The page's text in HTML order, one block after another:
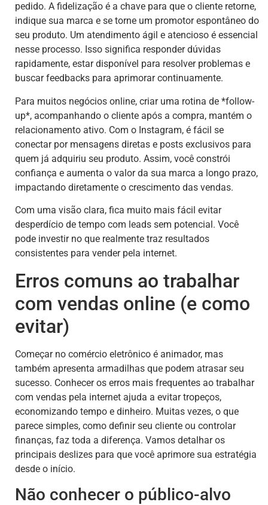
pedido. A fidelização é a chave para que o cliente retorne,
indique sua marca e se torne um promotor espontâneo do
seu produto. Um atendimento ágil e atencioso é essencial
nesse processo. Isso significa responder dúvidas
rapidamente, estar disponível para resolver problemas e
buscar feedbacks para aprimorar continuamente.
Para muitos negócios online, criar uma rotina de *follow-
up*, acompanhando o cliente após a compra, mantém o
relacionamento ativo. Com o Instagram, é fácil se
conectar por mensagens diretas e posts exclusivos para
quem já adquiriu seu produto. Assim, você constrói
confiança e aumenta o valor da sua marca a longo prazo,
impactando diretamente o crescimento das vendas.
Com uma visão clara, fica muito mais fácil evitar
desperdício de tempo com leads sem potencial. Você
pode investir no que realmente traz resultados
consistentes para vender pela internet.
Erros comuns ao trabalhar
com vendas online (e como
evitar)
Começar no comércio eletrônico é animador, mas
também apresenta armadilhas que podem atrasar seu
sucesso. Conhecer os erros mais frequentes ao trabalhar
com vendas pela internet ajuda a evitar tropeços,
economizando tempo e dinheiro. Muitas vezes, o que
parece simples, como definir seu cliente ou controlar
finanças, faz toda a diferença. Vamos detalhar os
principais deslizes para que você aprimore sua estratégia
desde o início.
Não conhecer o público-alvo